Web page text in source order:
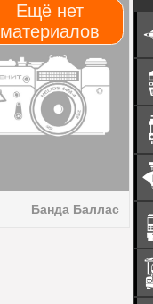
Ещё нет
материалов
Банда Баллас